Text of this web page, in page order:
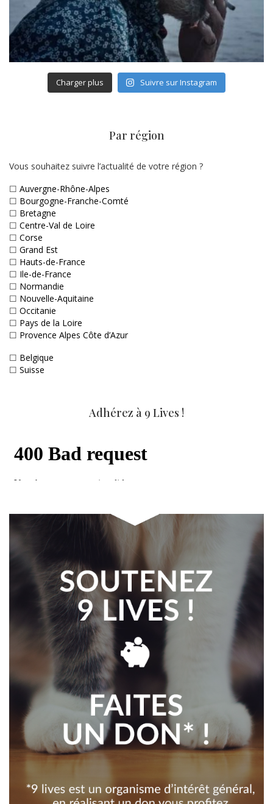
Charger plus Suivre sur Instagram
Par région
Vous souhaitez suivre l’actualité de votre région ?
☐ Auvergne-Rhône-Alpes
☐ Bourgogne-Franche-Comté
☐ Bretagne
☐ Centre-Val de Loire
☐ Corse
☐ Grand Est
☐ Hauts-de-France
☐ Ile-de-France
☐ Normandie
☐ Nouvelle-Aquitaine
☐ Occitanie
☐ Pays de la Loire
☐ Provence Alpes Côte d’Azur
☐ Belgique
☐ Suisse
Adhérez à 9 Lives !